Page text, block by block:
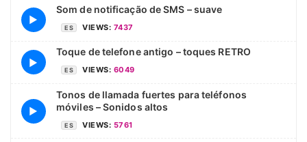
▶
Som de notificação de SMS – suave
ES VIEWS: 7437
▶
Toque de telefone antigo – toques RETRO
ES VIEWS: 6049
▶
Tonos de llamada fuertes para teléfonos
móviles – Sonidos altos
ES VIEWS: 5761